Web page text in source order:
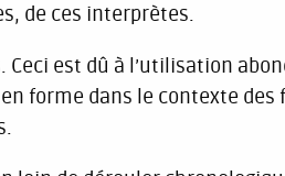
de ces interprètes.
est dû à l’utilisation
forme dans le contexte des